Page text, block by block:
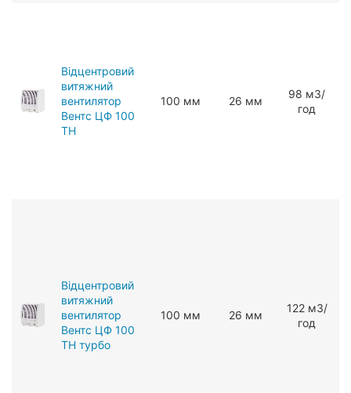
Відцентровий
витяжний
вентилятор
Вентс ЦФ 100
ТН
100 мм 26 мм
98 мЗ/
год
Відцентровий
витяжний
вентилятор
Вентс ЦФ 100
ТН турбо
100 мм 26 мм
122 мЗ/
год